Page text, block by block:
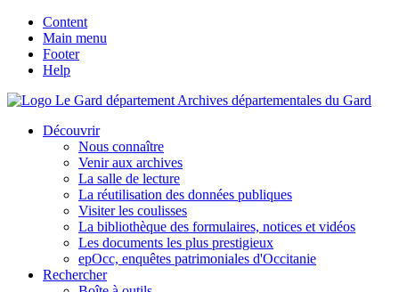
Content
Main menu
Footer
Help
Archives départementales du Gard
Découvrir
Nous connaître
Venir aux archives
La salle de lecture
La réutilisation des données publiques
Visiter les coulisses
La bibliothèque des formulaires, notices et vidéos
Les documents les plus prestigieux
epOcc, enquêtes patrimoniales d'Occitanie
Rechercher